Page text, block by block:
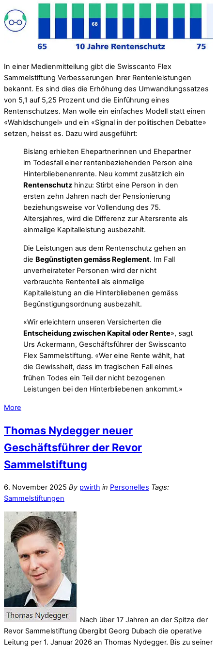
In einer Medienmitteilung gibt die Swisscanto Flex
Sammelstiftung Verbesserungen ihrer Rentenleistungen
bekannt. Es sind dies die Erhöhung des Umwandlungssatzes
von 5,1 auf 5,25 Prozent und die Einführung eines
Rentenschutzes. Man wolle ein einfaches Modell statt einen
«Wahldschungel» und ein «Signal in der politischen Debatte»
setzen, heisst es. Dazu wird ausgeführt:
Bislang erhielten Ehepartnerinnen und Ehepartner
im Todesfall einer rentenbeziehenden Person eine
Hinterbliebenenrente. Neu kommt zusätzlich ein
Rentenschutz hinzu: Stirbt eine Person in den
ersten zehn Jahren nach der Pensionierung
beziehungsweise vor Vollendung des 75.
Altersjahres, wird die Differenz zur Altersrente als
einmalige Kapitalleistung ausbezahlt.
Die Leistungen aus dem Rentenschutz gehen an
die Begünstigten gemäss Reglement. Im Fall
unverheirateter Personen wird der nicht
verbrauchte Rententeil als einmalige
Kapitalleistung an die Hinterbliebenen gemäss
Begünstigungsordnung ausbezahlt.
«Wir erleichtern unseren Versicherten die
Entscheidung zwischen Kapital oder Rente», sagt
Urs Ackermann, Geschäftsführer der Swisscanto
Flex Sammelstiftung. «Wer eine Rente wählt, hat
die Gewissheit, dass im tragischen Fall eines
frühen Todes ein Teil der nicht bezogenen
Leistungen bei den Hinterbliebenen ankommt.»
More
Thomas Nydegger neuer
Geschäftsführer der Revor
Sammelstiftung
6. November 2025 By pwirth in Personelles Tags:
Sammelstiftungen
Nach über 17 Jahren an der Spitze der
Revor Sammelstiftung übergibt Georg Dubach die operative
Leitung per 1. Januar 2026 an Thomas Nydegger. Bis zu seiner